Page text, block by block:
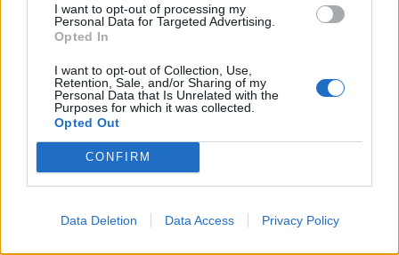
I want to opt-out of processing my
Personal Data for Targeted Advertising.
Opted In
I want to opt-out of Collection, Use,
Retention, Sale, and/or Sharing of my
Personal Data that Is Unrelated with the
Purposes for which it was collected.
Opted Out
CONFIRM
Data Deletion Data Access Privacy Policy
meg őket. Van természetes piretrin
hatóanyagú bioicid háztartási rovarölőszer, ez
azonban csak az épületekben, a címkének
megfelelően használandó ellenük. A biocid nem
növényvédőszer, tehát ilyen terméket
haszonnövényen ne használjanak, akkor se, ha
termék hatóanyaga alapján megfelelőnek
tűnik! A növényvédőszerek esetén a címke
tartalmazza azt a leírást, hogy milyen